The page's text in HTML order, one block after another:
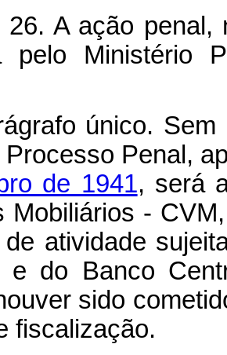
26. A ação penal,
pelo Ministério
único.
Processo Penal,
de 1941, será
Mobiliários -
atividade
e do Banco
sido
fiscalização.